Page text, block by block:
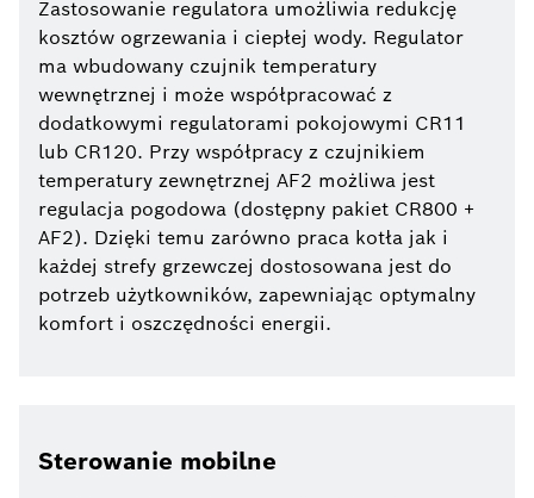
Zastosowanie regulatora umożliwia redukcję
kosztów ogrzewania i ciepłej wody. Regulator
ma wbudowany czujnik temperatury
wewnętrznej i może współpracować z
dodatkowymi regulatorami pokojowymi CR11
lub CR120. Przy współpracy z czujnikiem
temperatury zewnętrznej AF2 możliwa jest
regulacja pogodowa (dostępny pakiet CR800 +
AF2). Dzięki temu zarówno praca kotła jak i
każdej strefy grzewczej dostosowana jest do
potrzeb użytkowników, zapewniając optymalny
komfort i oszczędności energii.
Sterowanie mobilne